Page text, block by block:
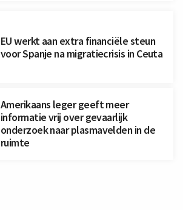
EU werkt aan extra financiële steun
voor Spanje na migratiecrisis in Ceuta
Amerikaans leger geeft meer
informatie vrij over gevaarlijk
onderzoek naar plasmavelden in de
ruimte